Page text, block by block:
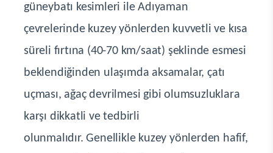
güneybatı kesimleri ile Adıyaman
çevrelerinde kuzey yönlerden kuvvetli ve kısa
süreli fırtına (40-70 km/saat) şeklinde esmesi
beklendiğinden ulaşımda aksamalar, çatı
uçması, ağaç devrilmesi gibi olumsuzluklara
karşı dikkatli ve tedbirli
olunmalıdır.Genellikle kuzey yönlerden hafif,